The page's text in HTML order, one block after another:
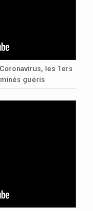
les 1ers
guéris